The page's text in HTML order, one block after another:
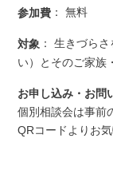
参加費 ： 無料
対象 ： 生きづら
い）とそのご家族
お申し込み・お問
個別相談会は事前
QRコードよりお